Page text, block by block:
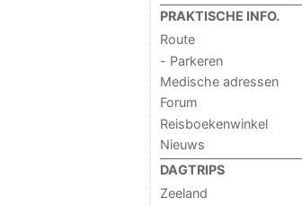
PRAKTISCHE INFO.
Route
- Parkeren
Medische adressen
Forum
Reisboekenwinkel
Nieuws
DAGTRIPS
Zeeland